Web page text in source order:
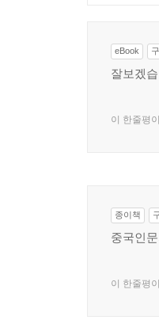
eBook
잘보겠
이 한줄평
종이책
중국인
이 한줄평